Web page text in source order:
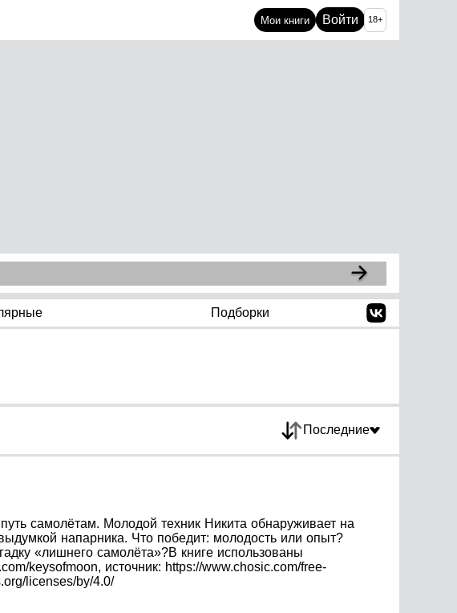
Мои книги Войти 18+
Подборки
Последние
самолётам. Молодой техник Никита обнаруживает на
напарника. Что победит: молодость или опыт?
«лишнего самолёта»?В книге использованы
keysofmoon, источник: https://www.chosic.com/free-
licenses/by/4.0/